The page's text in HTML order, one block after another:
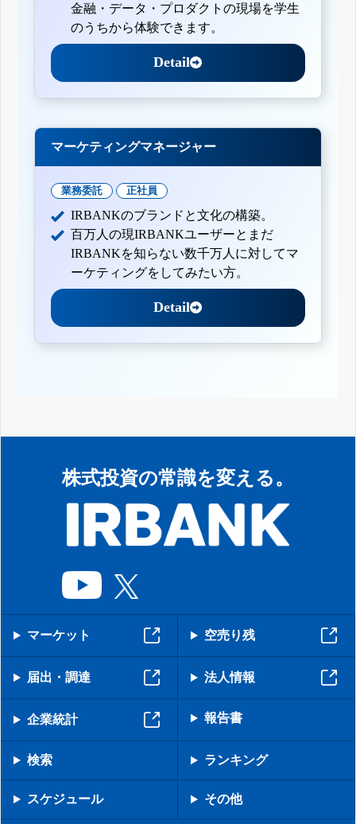
金融・データ・プロダクトの現場を学生
のうちから体験できます。
Detail
マーケティングマネージャー
業務委託 正社員
IRBANKのブランドと文化の構築。
百万人の現IRBANKユーザーとまだ
IRBANKを知らない数千万人に対してマ
ーケティングをしてみたい方。
Detail
株式投資の常識を変える。
マーケット 空売り残
届出・調達 法人情報
企業統計 報告書
検索 ランキング
スケジュール その他